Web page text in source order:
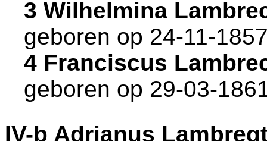
3 Wilhelmina
geboren op 24-11-
4 Franciscus
geboren op 29-03-
IV-b Adrianus